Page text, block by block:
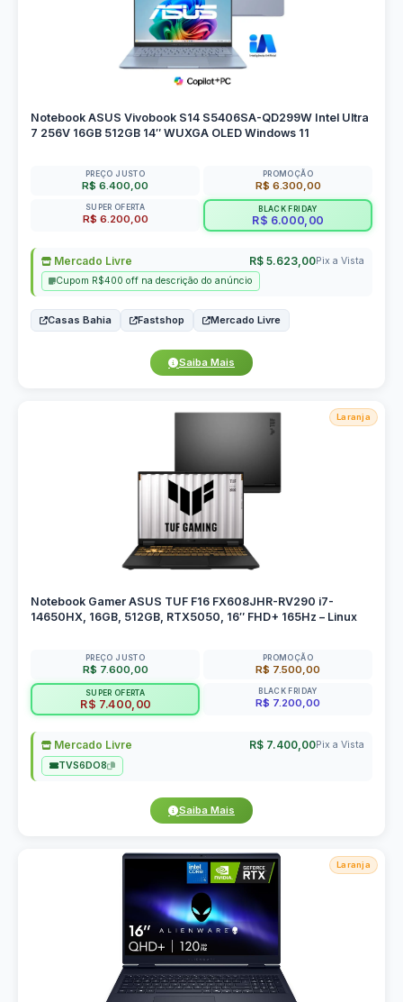
Notebook ASUS Vivobook S14 S5406SA-QD299W Intel Ultra
7 256V 16GB 512GB 14″ WUXGA OLED Windows 11
PREÇO JUSTO
R$ 6.400,00
PROMOÇÃO
R$ 6.300,00
SUPER OFERTA
R$ 6.200,00
BLACK FRIDAY
R$ 6.000,00
Mercado Livre R$ 5.623,00Pix a Vista
Cupom R$400 off na descrição do anúncio
Casas Bahia Fastshop Mercado Livre
Saiba Mais
Laranja
Notebook Gamer ASUS TUF F16 FX608JHR-RV290 i7-
14650HX, 16GB, 512GB, RTX5050, 16″ FHD+ 165Hz – Linux
PREÇO JUSTO
R$ 7.600,00
PROMOÇÃO
R$ 7.500,00
SUPER OFERTA
R$ 7.400,00
BLACK FRIDAY
R$ 7.200,00
Mercado Livre R$ 7.400,00Pix a Vista
TVS6DO8
Saiba Mais
Laranja